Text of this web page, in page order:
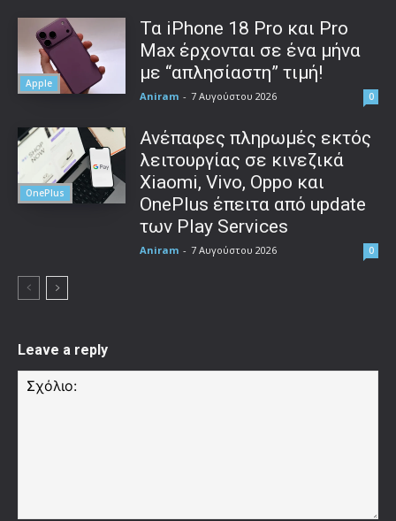
Apple
Τα iPhone 18 Pro και Pro
Max έρχονται σε ένα μήνα
με “απλησίαστη” τιμή!
Aniram - 7 Αυγούστου 2026 0
OnePlus
Ανέπαφες πληρωμές εκτός
λειτουργίας σε κινεζικά
Xiaomi, Vivo, Oppo και
OnePlus έπειτα από update
των Play Services
Aniram - 7 Αυγούστου 2026 0
Leave a reply